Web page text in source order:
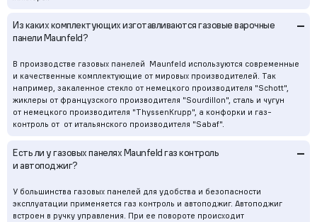
Из каких комплектующих изготавливаются газовые варочные
панели Maunfeld?
–
В производстве газовых панелей Maunfeld используются современные
и качественные комплектующие от мировых производителей. Так
например, закаленное стекло от немецкого производителя "Schott",
жиклеры от французского производителя "Sourdillon", сталь и чугун
от немецкого производителя "ThyssenKrupp", а конфорки и газ-
контроль от от итальянского производителя "Sabaf".
Есть ли у газовых панелях Maunfeld газ контроль
и автоподжиг?
–
У большинства газовых панелей для удобства и безопасности
эксплуатации применяется газ контроль и автоподжиг. Автоподжиг
встроен в ручку управления. При ее повороте происходит